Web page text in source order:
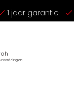
1 jaar garantie